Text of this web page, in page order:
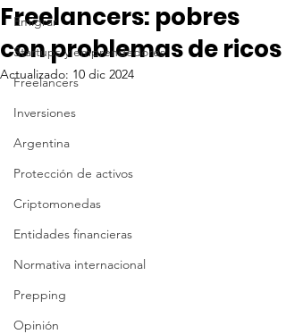
Emigrar
Startups y emprendedores
Freelancers
Inversiones
Argentina
Protección de activos
Criptomonedas
Entidades financieras
Normativa internacional
Prepping
Opinión
Freelancers: pobres
con problemas de ricos
Actualizado: 10 dic 2024